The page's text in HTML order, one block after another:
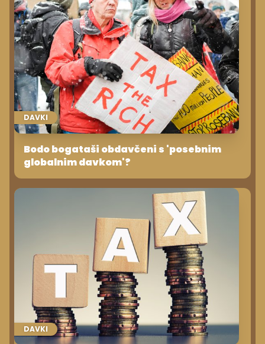
DAVKI
Bodo bogataši obdavčeni s 'posebnim
globalnim davkom'?
DAVKI